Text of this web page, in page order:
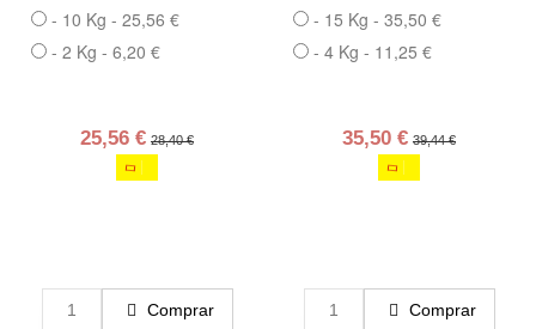
- 10 Kg - 25,56 €
- 2 Kg - 6,20 €
25,56 € 28,40 €
Comprar
- 15 Kg - 35,50 €
- 4 Kg - 11,25 €
35,50 € 39,44 €
Comprar